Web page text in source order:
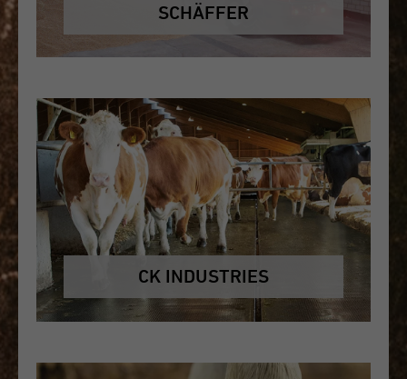
SCHÄFFER
CK INDUSTRIES